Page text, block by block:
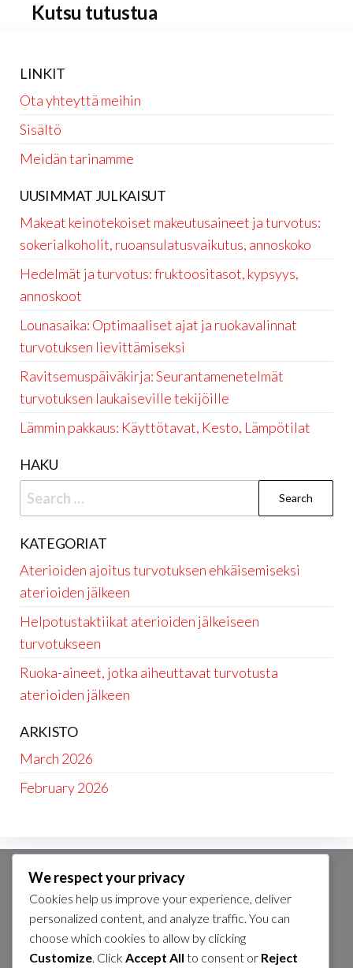
Kutsu tutustua
LINKIT
Ota yhteyttä meihin
Sisältö
Meidän tarinamme
UUSIMMAT JULKAISUT
Makeat keinotekoiset makeutusaineet ja turvotus:
sokerialkoholit, ruoansulatusvaikutus, annoskoko
Hedelmät ja turvotus: fruktoositasot, kypsyys,
annoskoot
Lounasaika: Optimaaliset ajat ja ruokavalinnat
turvotuksen lievittämiseksi
Ravitsemuspäiväkirja: Seurantamenetelmät
turvotuksen laukaiseville tekijöille
Lämmin pakkaus: Käyttötavat, Kesto, Lämpötilat
HAKU
Search
for:
KATEGORIAT
Aterioiden ajoitus turvotuksen ehkäisemiseksi
aterioiden jälkeen
Helpotustaktiikat aterioiden jälkeiseen
turvotukseen
Ruoka-aineet, jotka aiheuttavat turvotusta
aterioiden jälkeen
ARKISTO
March 2026
February 2026
KATEGORIAT
Aterioiden ajoitus turvotuksen
ehkäisemiseksi aterioiden jälkeen
Helpotustaktiikat aterioiden jälkeiseen
We respect your privacy
Cookies help us improve your experience, deliver
personalized content, and analyze traffic. You can
choose which cookies to allow by clicking
Customize. Click Accept All to consent or Reject